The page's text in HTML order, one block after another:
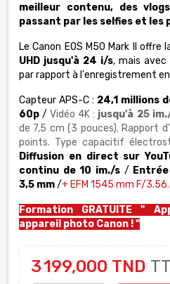
meilleur contenu, des
passant par les selfies et les
Le Canon EOS M50 Mark II
UHD jusqu'à 24 i/s, mais
par rapport à l'enregistrement en
Capteur APS-C : 24,1 millions
60p /Vidéo 4K : jusqu'à 25
de 7,5 cm (3 pouces). Rapport
points. Type capacitif
Diffusion en direct sur
continu de 10 im./s/
3,5 mm/+ EFM 1545 mm F/
Formation GRATUITE "
appareil photo Canon ! "
3 199,000 TND